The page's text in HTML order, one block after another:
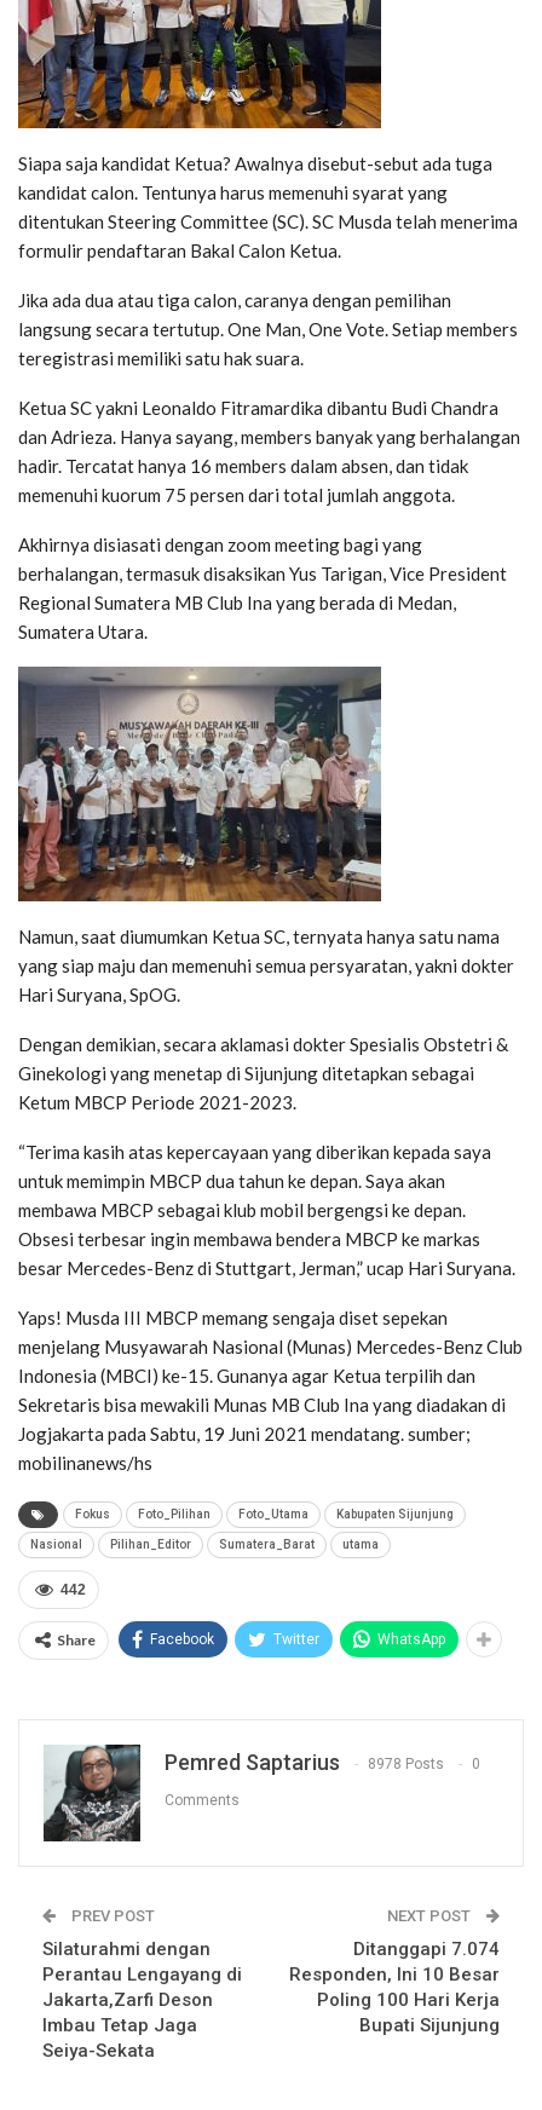
Siapa saja kandidat Ketua? Awalnya disebut-sebut ada tuga
kandidat calon. Tentunya harus memenuhi syarat yang
ditentukan Steering Committee (SC). SC Musda telah menerima
formulir pendaftaran Bakal Calon Ketua.
Jika ada dua atau tiga calon, caranya dengan pemilihan
langsung secara tertutup. One Man, One Vote. Setiap members
teregistrasi memiliki satu hak suara.
Ketua SC yakni Leonaldo Fitramardika dibantu Budi Chandra
dan Adrieza. Hanya sayang, members banyak yang berhalangan
hadir. Tercatat hanya 16 members dalam absen, dan tidak
memenuhi kuorum 75 persen dari total jumlah anggota.
Akhirnya disiasati dengan zoom meeting bagi yang
berhalangan, termasuk disaksikan Yus Tarigan, Vice President
Regional Sumatera MB Club Ina yang berada di Medan,
Sumatera Utara.
Namun, saat diumumkan Ketua SC, ternyata hanya satu nama
yang siap maju dan memenuhi semua persyaratan, yakni dokter
Hari Suryana, SpOG.
Dengan demikian, secara aklamasi dokter Spesialis Obstetri &
Ginekologi yang menetap di Sijunjung ditetapkan sebagai
Ketum MBCP Periode 2021-2023.
“Terima kasih atas kepercayaan yang diberikan kepada saya
untuk memimpin MBCP dua tahun ke depan. Saya akan
membawa MBCP sebagai klub mobil bergengsi ke depan.
Obsesi terbesar ingin membawa bendera MBCP ke markas
besar Mercedes-Benz di Stuttgart, Jerman,” ucap Hari Suryana.
Yaps! Musda III MBCP memang sengaja diset sepekan
menjelang Musyawarah Nasional (Munas) Mercedes-Benz Club
Indonesia (MBCI) ke-15. Gunanya agar Ketua terpilih dan
Sekretaris bisa mewakili Munas MB Club Ina yang diadakan di
Jogjakarta pada Sabtu, 19 Juni 2021 mendatang. sumber;
mobilinanews/hs
Fokus Foto_Pilihan Foto_Utama Kabupaten Sijunjung
Nasional Pilihan_Editor Sumatera_Barat utama
442
Share Facebook Twitter WhatsApp
Pemred Saptarius 8978 Posts 0
Comments
PREV POST
Silaturahmi dengan
Perantau Lengayang di
Jakarta,Zarfi Deson
Imbau Tetap Jaga
Seiya-Sekata
NEXT POST
Ditanggapi 7.074
Responden, Ini 10 Besar
Poling 100 Hari Kerja
Bupati Sijunjung